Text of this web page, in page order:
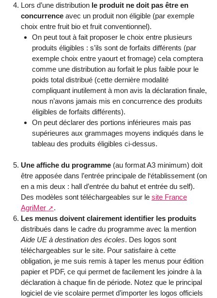
Lors d’une distribution le produit ne doit pas être en
concurrenceavec un produit non éligible (par exemple
choix entre fruit bio et fruit conventionnel).
On peut tout à fait proposer le choix entre plusieurs
produits éligibles : s’ils sont de forfaits différents (par
exemple choix entre yaourt et fromage) cela comptera
comme une distribution au forfait le plus faible pour le
poids total distribué (cette dernière modalité
compliquant inutilement à mon avis la déclaration finale,
nous n’avons jamais mis en concurrence des produits
éligibles de forfaits différents).
On peut déclarer des portions inférieures mais pas
supérieures aux grammages moyens indiqués dans le
tableau des produits éligibles ci-dessus.
Une affiche du programme(au format A3 minimum) doit
être apposée dans l’entrée principale de l‘établissement (on
en a mis deux : hall d’entrée du bahut et entrée du self).
Des modèles sont téléchargeables sur le site France
AgriMer
.
Les menus doivent clairement identifier les produits
distribués dans le cadre du programme avec la mention
Aide UE à destination des écoles. Des logos sont
téléchargeables sur le site. Pour satisfaire à cette
obligation, je me suis remis à taper les menus pour édition
papier et PDF, ce qui permet de facilement les joindre à la
déclaration à chaque fin de période. Notez que le principal
logiciel de vie scolaire permet d’importer les logos officiels